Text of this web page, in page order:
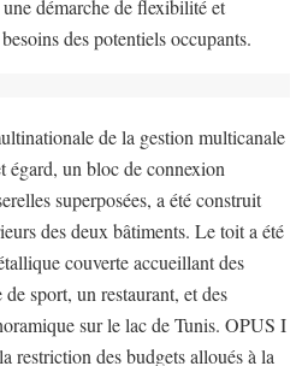
une démarche de flexibilité et
des potentiels occupants.
de la gestion multicanale
égard, un bloc de connexion
superposées, a été construit
des deux bâtiments. Le toit a été
couverte accueillant des
sport, un restaurant, et des
sur le lac de Tunis. OPUS I
restriction des budgets alloués à la